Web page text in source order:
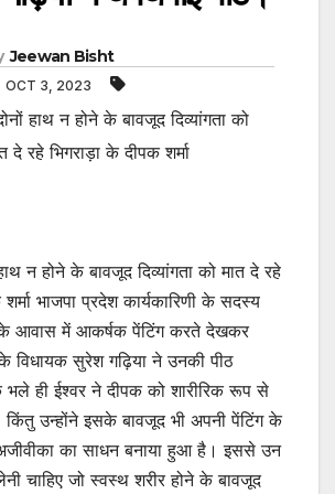
Jeewan Bisht
OCT 3, 2023
हाथ न होने के बावजूद दिव्यांगता को
दे रहे भिगराड़ा के दीपक शर्मा
न होने के बावजूद दिव्यांगता को मात दे रहे
भाजपा प्रदेश कार्यकारिणी के सदस्य
आवास में आकर्षक पेंटिंग करते देखकर
विधायक सुरेश गढ़िया ने उनकी पीठ
ही ईश्वर ने दीपक को शारीरिक रूप से
उन्होंने इसके बावजूद भी अपनी पेंटिंग के
का साधन बनाया हुआ है। इससे उन
चाहिए जो स्वस्थ शरीर होने के बावजूद